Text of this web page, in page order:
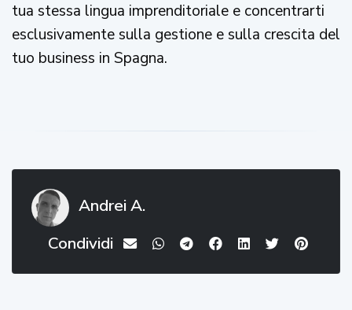
tua stessa lingua imprenditoriale e concentrarti
esclusivamente sulla gestione e sulla crescita del
tuo business in Spagna.
Andrei A.
Condividi